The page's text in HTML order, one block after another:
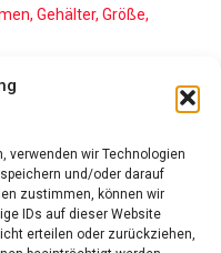
verwenden wir Technologien
und/oder darauf
zustimmen, können wir
IDs auf dieser Website
erteilen oder zurückziehen,
Gehälter, Größe,
ist die Walmart-Erbin
Ist Er?